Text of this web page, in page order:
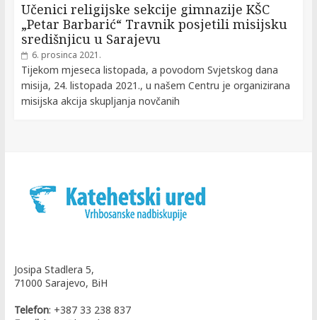
Učenici religijske sekcije gimnazije KŠC
„Petar Barbarić“ Travnik posjetili misijsku
središnjicu u Sarajevu
6. prosinca 2021.
Tijekom mjeseca listopada, a povodom Svjetskog dana
misija, 24. listopada 2021., u našem Centru je organizirana
misijska akcija skupljanja novčanih
Josipa Stadlera 5,
71000 Sarajevo, BiH
Telefon: +387 33 238 837